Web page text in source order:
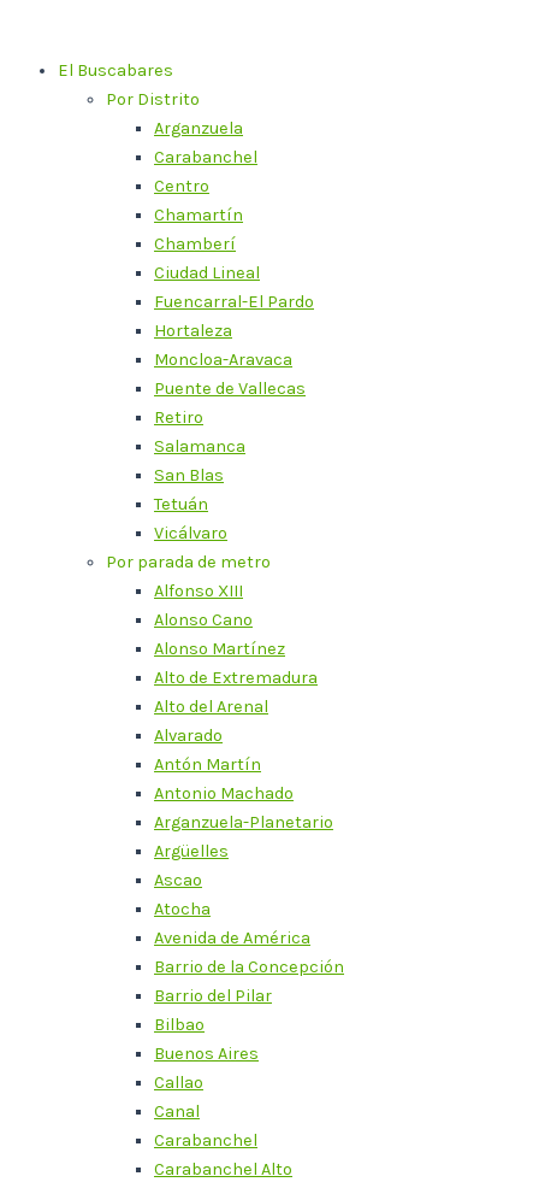
contenidoEl Buscabares
Por Distrito
Arganzuela
Carabanchel
Centro
Chamartín
Chamberí
Ciudad Lineal
Fuencarral-El Pardo
Hortaleza
Moncloa-Aravaca
Puente de Vallecas
Retiro
Salamanca
San Blas
Tetuán
Vicálvaro
Por parada de metro
Alfonso XIII
Alonso Cano
Alonso Martínez
Alto de Extremadura
Alto del Arenal
Alvarado
Antón Martín
Antonio Machado
Arganzuela-Planetario
Argüelles
Ascao
Atocha
Avenida de América
Barrio de la Concepción
Barrio del Pilar
Bilbao
Buenos Aires
Callao
Canal
Carabanchel
Carabanchel Alto